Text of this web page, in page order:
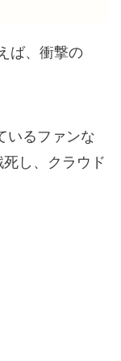
ば、衝撃の
いるファンな
し、クラウド